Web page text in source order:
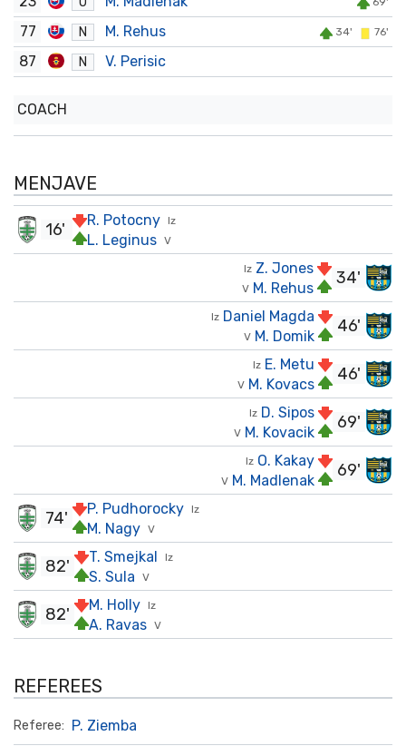
77 N M. Rehus 34' 76'
87 N V. Perisic
COACH
MENJAVE
Iz
R. Potocny
V
L. Leginus
16'
34'
Iz Z. Jones
V M. Rehus
46'
Iz Daniel Magda
V M. Domik
46'
Iz E. Metu
V M. Kovacs
69'
Iz D. Sipos
V M. Kovacik
69'
Iz O. Kakay
V M. Madlenak
Iz
P. Pudhorocky
V
M. Nagy
74'
Iz
T. Smejkal
V
S. Sula
82'
Iz
M. Holly
V
A. Ravas
82'
REFEREES
Referee: P. Ziemba